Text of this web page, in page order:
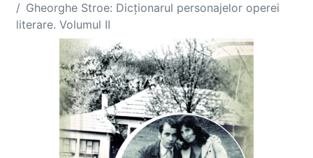
Gheorghe Stroe: Dicționarul personajelor operei
literare. Volumul II